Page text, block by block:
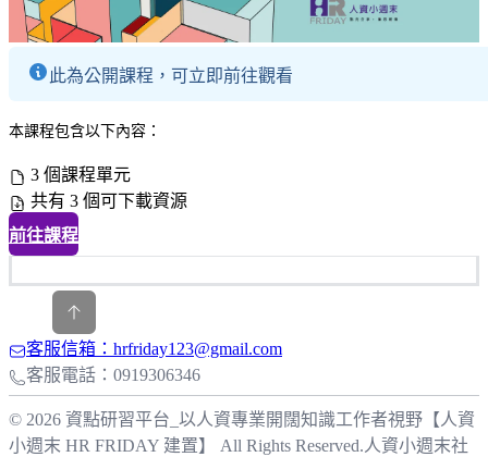
此為公開課程，可立即前往觀看
本課程包含以下內容：
3 個課程單元
共有 3 個可下載資源
前往課程
客服信箱：hrfriday123@gmail.com
客服電話：0919306346
© 2026 資點研習平台_以人資專業開闊知識工作者視野【人資
小週末 HR FRIDAY 建置】 All Rights Reserved.人資小週末社